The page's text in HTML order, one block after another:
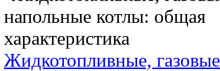
Жидкотопливные,